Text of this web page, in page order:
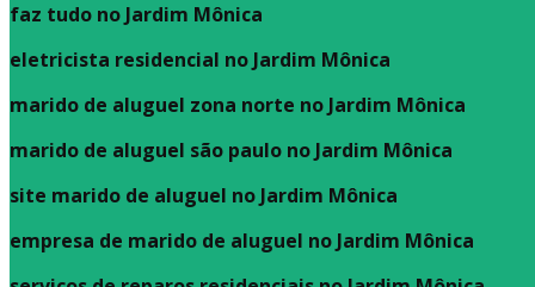
faz tudo no Jardim Mônica
eletricista residencial no Jardim Mônica
marido de aluguel zona norte no Jardim Mônica
marido de aluguel são paulo no Jardim Mônica
site marido de aluguel no Jardim Mônica
empresa de marido de aluguel no Jardim Mônica